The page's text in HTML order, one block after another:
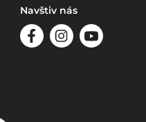
Navštiv nás